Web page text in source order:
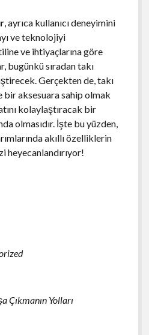
, ayrıca kullanıcı deneyimini
ve teknolojiyi
ve ihtiyaçlarına göre
bugünkü sıradan takı
Gerçekten de, takı
bir aksesuara sahip olmak
kolaylaştıracak bir
olmasıdır. İşte bu yüzden,
akıllı özelliklerin
heyecanlandırıyor!
Çıkmanın Yolları